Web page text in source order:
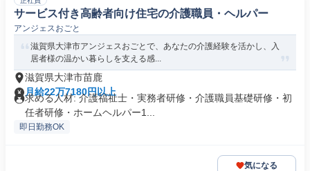
サービス付き高齢者向け住宅の介護職員・ヘルパー
アンジェスおごと
滋賀県大津市アンジェスおごとで、あなたの介護経験を活かし、入
居者様の温かい暮らしを支える感...
滋賀県大津市苗鹿
月給22万7180円以上
求める人材: 介護福祉士・実務者研修・介護職員基礎研修・初
任者研修・ホームヘルパー1...
即日勤務OK
気になる